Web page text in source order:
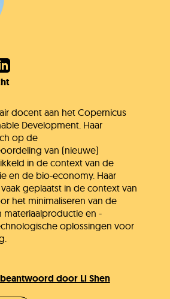
docent aan het Copernicus
Development. Haar
op de
van (nieuwe)
in de context van de
en de bio-economy. Haar
geplaatst in de context van
het minimaliseren van de
materiaalproductie en -
oplossingen voor
door Li Shen